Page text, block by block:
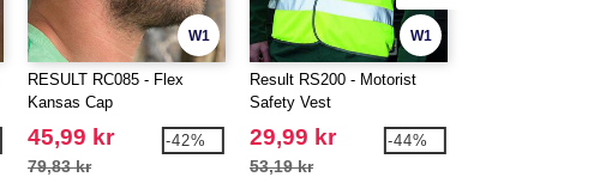
W1
RESULT RC085 - Flex
Kansas Cap
45,99 kr
79,83 kr
-42%
W1
Result RS200 - Motorist
Safety Vest
29,99 kr
53,19 kr
-44%